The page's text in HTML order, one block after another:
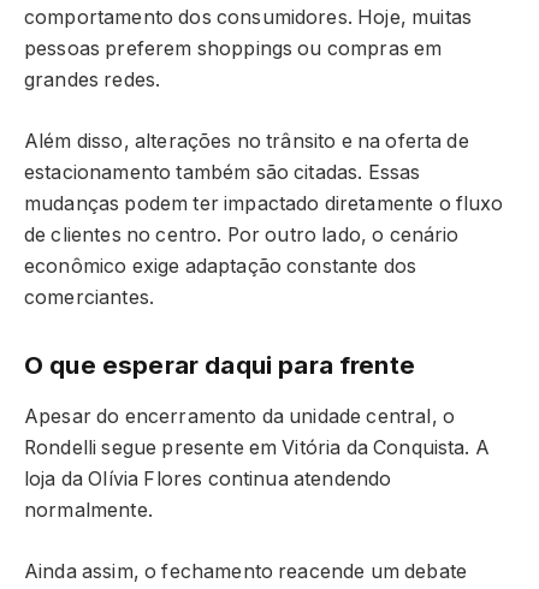
comportamento dos consumidores. Hoje, muitas
pessoas preferem shoppings ou compras em
grandes redes.
Além disso, alterações no trânsito e na oferta de
estacionamento também são citadas. Essas
mudanças podem ter impactado diretamente o fluxo
de clientes no centro. Por outro lado, o cenário
econômico exige adaptação constante dos
comerciantes.
O que esperar daqui para frente
Apesar do encerramento da unidade central, o
Rondelli segue presente em Vitória da Conquista. A
loja da Olívia Flores continua atendendo
normalmente.
Ainda assim, o fechamento reacende um debate